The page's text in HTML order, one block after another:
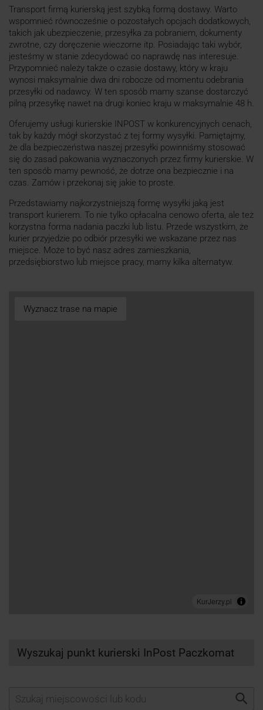
Transport firmą kurierską jest szybką formą dostawy. Warto
wspomnieć równocześnie o pozostałych opcjach dodatkowych,
takich jak ubezpieczenie, przesyłka za pobraniem, dokumenty
zwrotne, czy doręczenie wieczorne itp. Posiadając taki wybór,
jesteśmy w stanie zdecydować co naprawdę nas interesuje.
Przypomnieć należy także o czasie dostawy, który w kraju
wynosi maksymalnie dwa dni robocze od momentu odebrania
przesyłki od nadawcy. W ten sposób mamy szanse dostarczyć
pilną przesyłkę nawet na drugi koniec kraju w maksymalnie 48 h.
Oferujemy usługi kurierskie INPOST w konkurencyjnych cenach,
tak by każdy mógł skorzystać z tej formy wysyłki. Pamiętajmy,
że dla bezpieczeństwa naszej przesyłki powinniśmy stosować
się do zasad pakowania wyznaczonych przez firmy kurierskie. W
ten sposób mamy pewność, że dotrze ona bezpiecznie i na
czas. Zamów i przekonaj się jakie to proste.
Przedstawiamy najkorzystniejszą formę wysyłki jaką jest
transport kurierem. To nie tylko opłacalna cenowo oferta, ale też
korzystna forma nadania paczki lub listu. Przede wszystkim, że
kurier przyjedzie po odbiór przesyłki we wskazane przez nas
miejsce. Może to być nasz adres zamieszkania,
przedsiębiorstwo lub miejsce pracy, mamy kilka alternatyw.
Wyznacz trase na mapie
Wyszukaj punkt kurierski InPost Paczkomat